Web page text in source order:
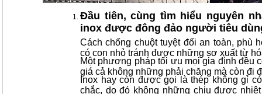
Đầu tiên, cùng tìm hiểu nguyên
inox được đông đảo người tiêu
Cách chống chuột tuyệt đối an toàn, phù
có con nhỏ tránh được những sơ xuất từ
Một phương pháp tối ưu mọi gia đình đều
giá cả không những phải chăng mà còn đi
Inox hay còn được gọi là thép không gỉ
chắc, do đó không những chịu được